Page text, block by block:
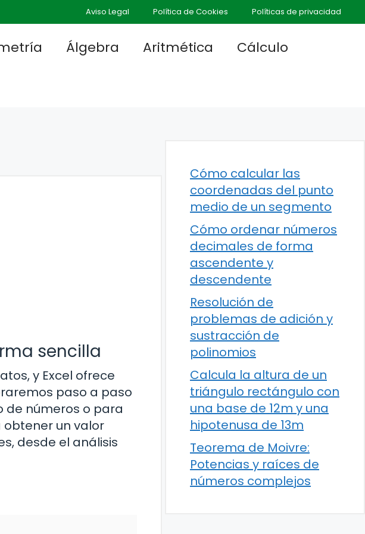
Aviso Legal Política de Cookies Políticas de privacidad
Álgebra Aritmética
Cálculo
sencilla
y Excel ofrece
paso a paso
de números o para
obtener un valor
desde el análisis
Cómo calcular las
coordenadas del punto
medio de un segmento
Cómo ordenar números
decimales de forma
ascendente y
descendente
Resolución de
problemas de adición y
sustracción de
polinomios
Calcula la altura de un
triángulo rectángulo con
una base de 12m y una
hipotenusa de 13m
Teorema de Moivre:
Potencias y raíces de
números complejos